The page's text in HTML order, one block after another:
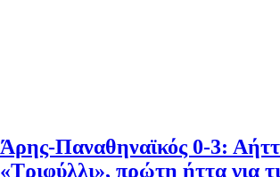
Άρης-Παναθηναϊκός 0-3:
«Τριφύλλι», πρώτη ήττα για